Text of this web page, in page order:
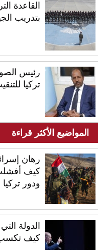
القاعدة
بتدريب
رئيس
تركيا
المواضيع الأكثر قراءة
رهان
كيف
ودور
الدولة
كيف تكسب